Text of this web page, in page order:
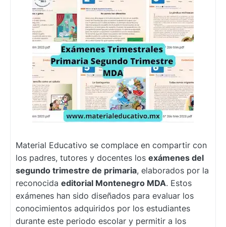
Material Educativo se complace en compartir con
los padres, tutores y docentes los exámenes del
segundo trimestre de primaria, elaborados por la
reconocida editorial Montenegro MDA. Estos
exámenes han sido diseñados para evaluar los
conocimientos adquiridos por los estudiantes
durante este periodo escolar y permitir a los